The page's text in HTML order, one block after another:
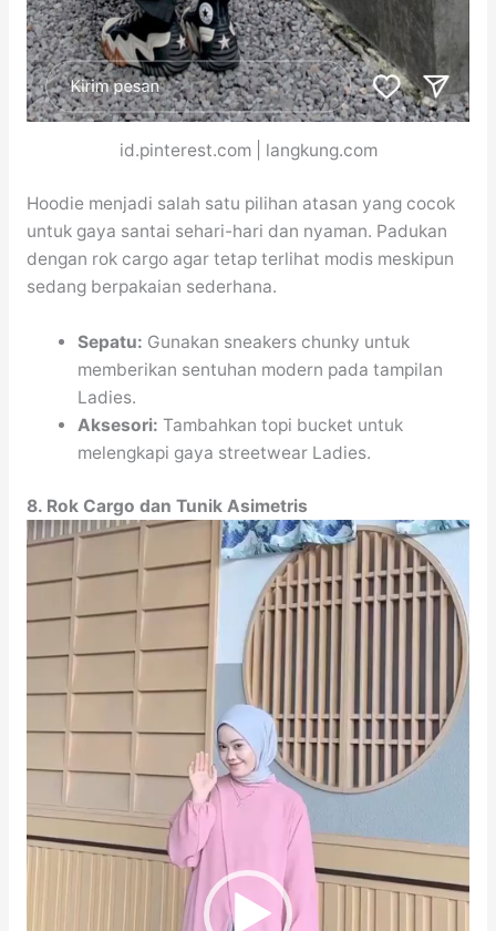
id.pinterest.com | langkung.com
Hoodie menjadi salah satu pilihan atasan yang cocok
untuk gaya santai sehari-hari dan nyaman. Padukan
dengan rok cargo agar tetap terlihat modis meskipun
sedang berpakaian sederhana.
Sepatu: Gunakan sneakers chunky untuk
memberikan sentuhan modern pada tampilan
Ladies.
Aksesori: Tambahkan topi bucket untuk
melengkapi gaya streetwear Ladies.
8. Rok Cargo dan Tunik Asimetris
Video